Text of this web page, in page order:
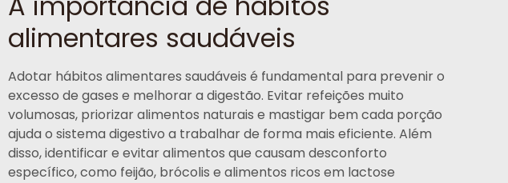
alimentares saudáveis
Adotar hábitos alimentares saudáveis é fundamental para prevenir o
excesso de gases e melhorar a digestão. Evitar refeições muito
volumosas, priorizar alimentos naturais e mastigar bem cada porção
ajuda o sistema digestivo a trabalhar de forma mais eficiente. Além
disso, identificar e evitar alimentos que causam desconforto
específico, como feijão, brócolis e alimentos ricos em lactose